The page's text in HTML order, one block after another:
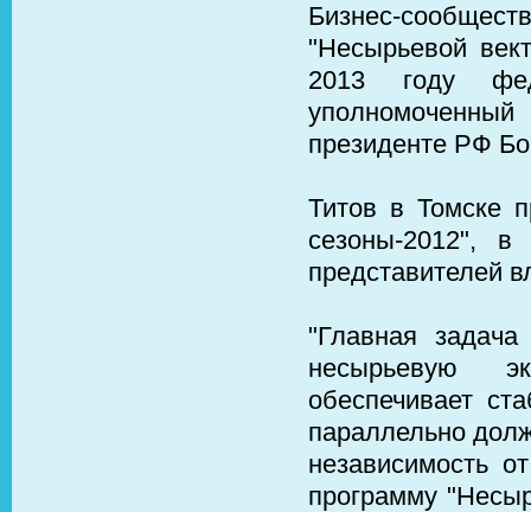
Бизнес-
"Несырьевой
2013 году
президенте РФ
Титов в Томске
сезоны-2012", в
представителей
"Главная
несырьевую
обеспечивает
параллельно
независимость
программу